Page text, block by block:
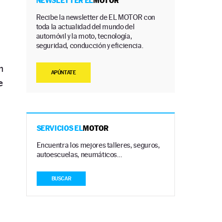
Recibe la newsletter de EL MOTOR con
toda la actualidad del mundo del
automóvil y la moto, tecnología,
seguridad, conducción y eficiencia.
APÚNTATE
SERVICIOS ELMOTOR
Encuentra los mejores talleres, seguros,
autoescuelas, neumáticos…
BUSCAR